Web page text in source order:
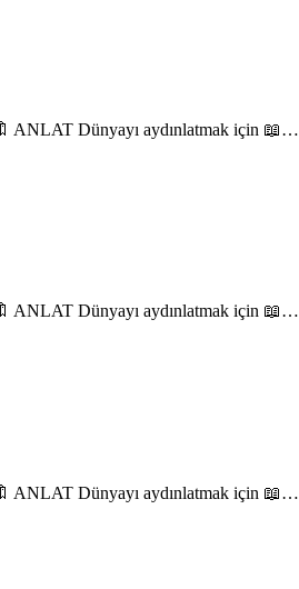
ANLAT Dünyayı aydınlatmak için 📖…
ANLAT Dünyayı aydınlatmak için 📖…
ANLAT Dünyayı aydınlatmak için 📖…